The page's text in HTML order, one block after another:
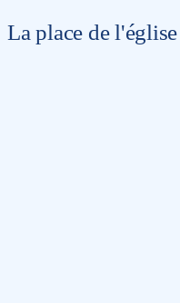
La place de l'église